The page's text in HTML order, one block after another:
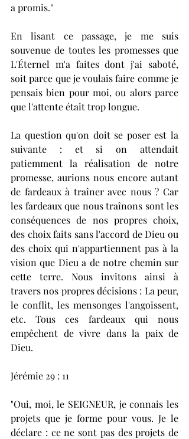
a promis."
En lisant ce passage, je me suis
souvenue de toutes les promesses que
L'Éternel m'a faites dont j'ai saboté,
soit parce que je voulais faire comme je
pensais bien pour moi, ou alors parce
que l'attente était trop longue.
La question qu'on doit se poser est la
suivante : et si on attendait
patiemment la réalisation de notre
promesse, aurions nous encore autant
de fardeaux à traîner avec nous ? Car
les fardeaux que nous traînons sont les
conséquences de nos propres choix,
des choix faits sans l'accord de Dieu ou
des choix qui n'appartiennent pas à la
vision que Dieu a de notre chemin sur
cette terre. Nous invitons ainsi à
travers nos propres décisions : La peur,
le conflit, les mensonges l'angoissent,
etc. Tous ces fardeaux qui nous
empêchent de vivre dans la paix de
Dieu.
Jérémie 29 : 11
"Oui, moi, le SEIGNEUR, je connais les
projets que je forme pour vous. Je le
déclare : ce ne sont pas des projets de